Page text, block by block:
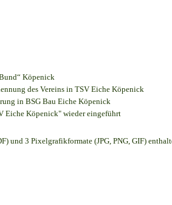
Köpenick
des Vereins in TSV Eiche Köpenick
in BSG Bau Eiche Köpenick
Eiche Köpenick" wieder eingeführt
und 3 Pixelgrafikformate (JPG, PNG, GIF)